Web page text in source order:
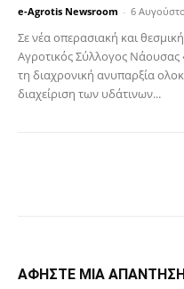
e-Agrotis Newsroom - 6
Σε νέα οπερασιακή και
Αγροτικός Σύλλογος Νάουσας
τη διαχρονική ανυπαρξία
διαχείριση των υδάτινων...
ΑΦΗΣΤΕ ΜΙΑ ΑΠΑΝΤΗΣΗ